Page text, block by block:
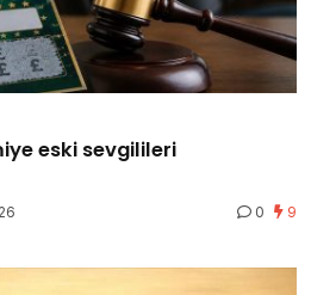
eski sevgilileri
0 9